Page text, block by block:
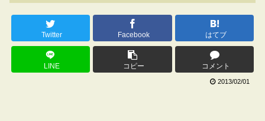
Twitter Facebook はてブ
LINE コピー コメント
2013/02/01